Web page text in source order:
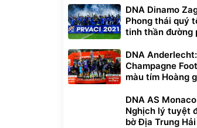
DNA Dinamo
Phong thái quý
tinh thần đường
DNA Anderlecht:
Champagne
màu tím Hoàng
DNA AS
Nghịch lý tuyệt
bờ Địa Trung Hải